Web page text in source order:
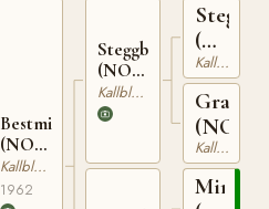
Bestmin
(NO)
N 1934
Kallblodig Travare
1962
Steggbest
(NO)
T-233Kallblodig Travare
Stegg
(NO)
T-
169
Kallblodig Travare
Grasiös
(NO)
Kallblodig Travare
Mindin